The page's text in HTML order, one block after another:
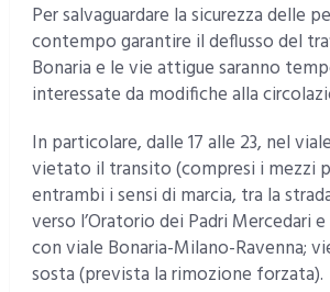
Per salvaguardare la sicurezza delle
contempo garantire il deflusso del
Bonaria e le vie attigue saranno
interessate da modifiche alla
In particolare, dalle 17 alle 23, nel
vietato il transito (compresi i mezzi
entrambi i sensi di marcia, tra la
verso l’Oratorio dei Padri Mercedari
con viale Bonaria-Milano-Ravenna;
sosta (prevista la rimozione forzata).